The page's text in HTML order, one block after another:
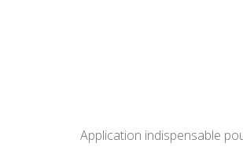
Application indispensable